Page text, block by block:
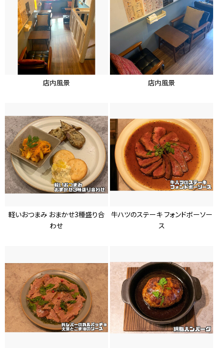
店内風景 店内風景
軽いおつまみ おまかせ3種盛り合
わせ
牛ハツのステーキ フォンドボーソー
ス